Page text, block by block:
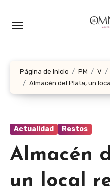
Página de inicio PM V
Almacén del Plata, un
Actualidad Restos
Almacén
un local